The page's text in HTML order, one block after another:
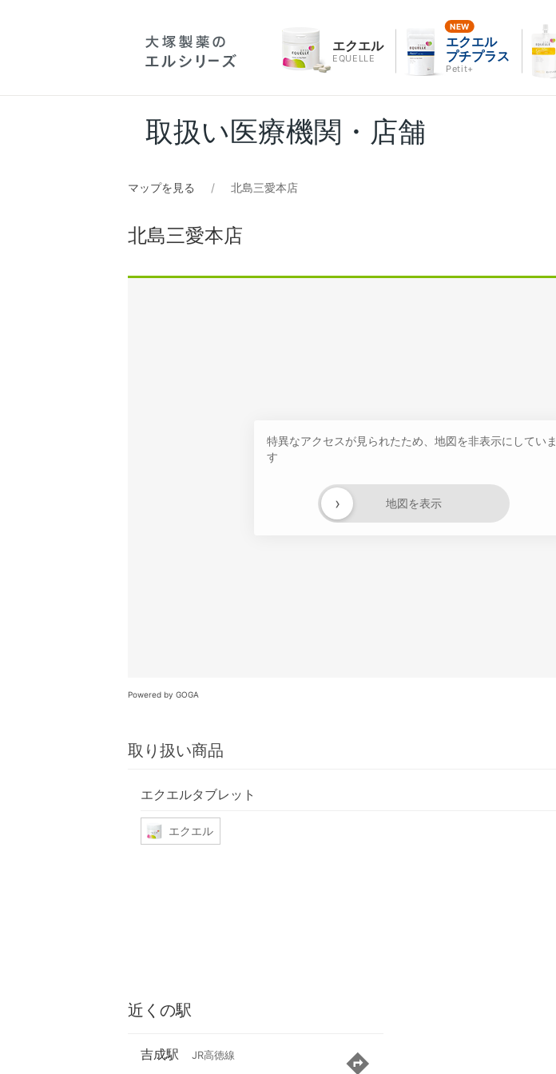
エクエル
EQUELLE
エクエル
プチプラス
Petit+
取扱い医療機関・店舗
マップを見る 北島三愛本店
北島三愛本店
特異なアクセスが見られたため、地図を非表示にしていま
す
地図を表示
›
Powered by GOGA
取り扱い商品
エクエルタブレット
エクエル
近くの駅
吉成駅 JR高徳線